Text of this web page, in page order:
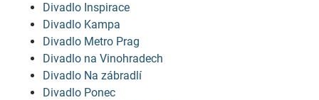
Divadlo Inspirace
Divadlo Kampa
Divadlo Metro Prag
Divadlo na Vinohradech
Divadlo Na zábradlí
Divadlo Ponec